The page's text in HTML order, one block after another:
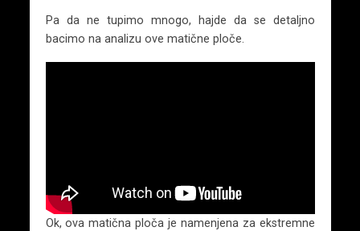
Pa da ne tupimo mnogo, hajde da se detaljno
bacimo na analizu ove matične ploče.
Ok, ova matična ploča je namenjena za ekstremne